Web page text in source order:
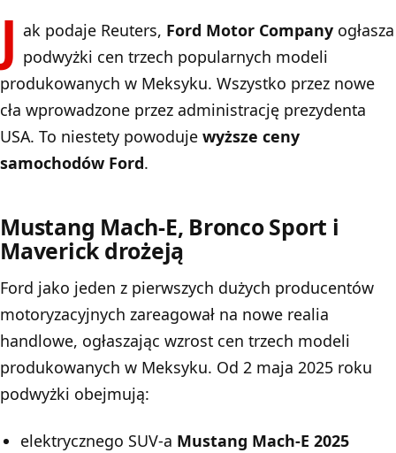
J ak podaje Reuters, Ford Motor Company ogłasza
podwyżki cen trzech popularnych modeli
produkowanych w Meksyku. Wszystko przez nowe
cła wprowadzone przez administrację prezydenta
USA. To niestety powoduje wyższe ceny
samochodów Ford.
Mustang Mach-E, Bronco Sport i
Maverick drożeją
Ford jako jeden z pierwszych dużych producentów
motoryzacyjnych zareagował na nowe realia
handlowe, ogłaszając wzrost cen trzech modeli
produkowanych w Meksyku. Od 2 maja 2025 roku
podwyżki obejmują:
elektrycznego SUV-a Mustang Mach-E 2025